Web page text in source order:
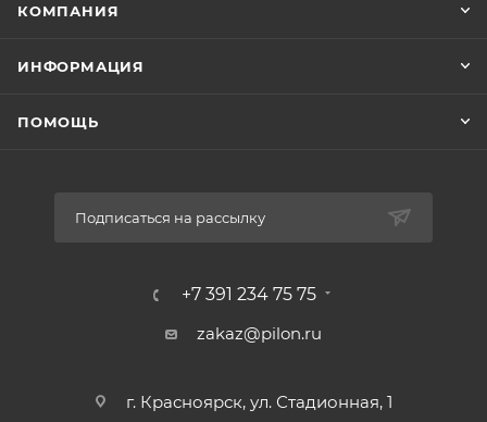
КОМПАНИЯ
ИНФОРМАЦИЯ
ПОМОЩЬ
Подписаться на рассылку
+7 391 234 75 75
zakaz@pilon.ru
г. Красноярск, ул. Стадионная, 1